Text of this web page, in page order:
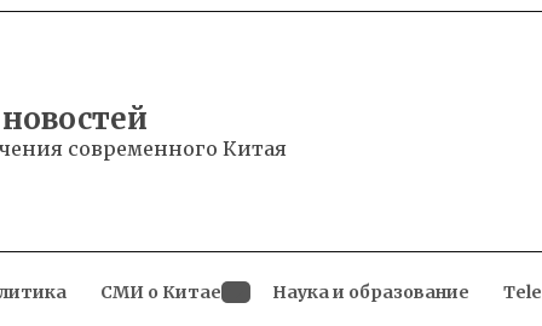
современного Китая
СМИ о Китае Наука и образование